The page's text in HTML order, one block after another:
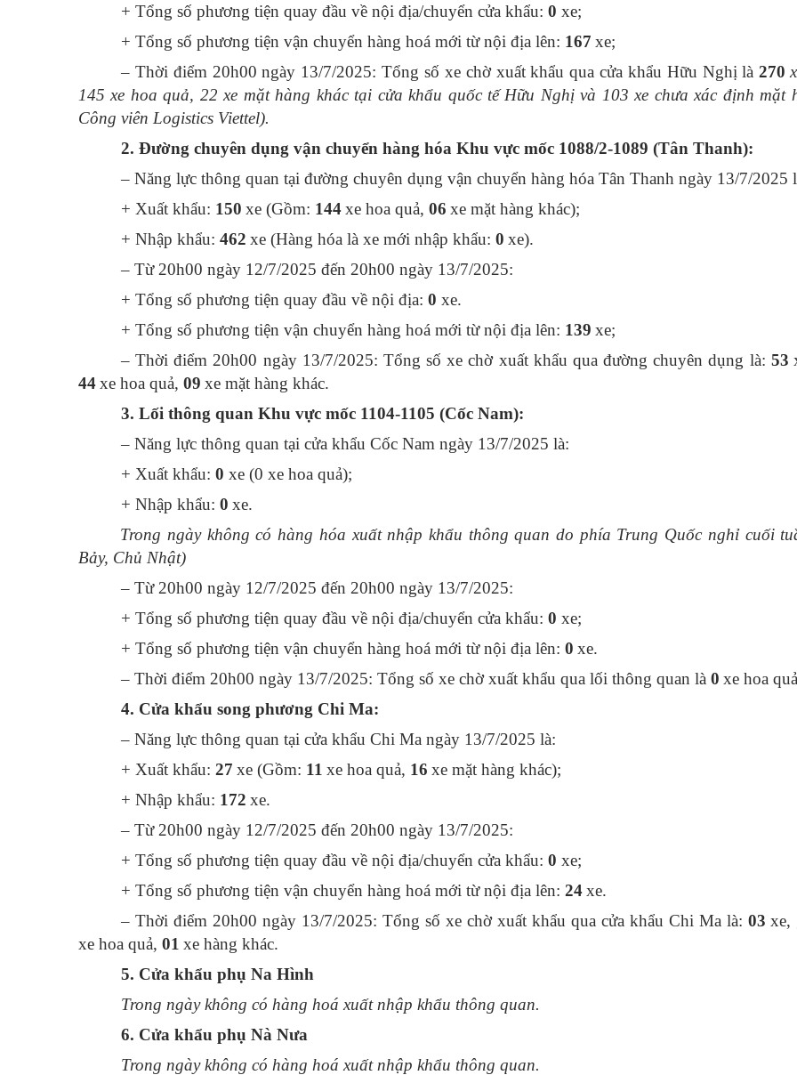
+ Tổng số phương tiện quay đầu về nội địa/chuyển cửa khẩu: 0 xe;
+ Tổng số phương tiện vận chuyển hàng hoá mới từ nội địa lên: 167 xe;
– Thời điểm 20h00 ngày 13/7/2025: Tổng số xe chờ xuất khẩu qua cửa khẩu Hữu Nghị là 270
145 xe hoa quả, 22 xe mặt hàng khác tại cửa khẩu quốc tế Hữu Nghị và 103 xe chưa xác định mặt
Công viên Logistics Viettel).
2. Đường chuyên dụng vận chuyển hàng hóa Khu vực mốc 1088/2-1089 (Tân Thanh):
– Năng lực thông quan tại đường chuyên dụng vận chuyển hàng hóa Tân Thanh ngày 13/7/2025
+ Xuất khẩu: 150 xe (Gồm: 144xe hoa quả, 06 xe mặt hàng khác);
+ Nhập khẩu: 462 xe (Hàng hóa là xe mới nhập khẩu: 0 xe).
– Từ 20h00 ngày 12/7/2025 đến 20h00 ngày 13/7/2025:
+ Tổng số phương tiện quay đầu về nội địa: 0 xe.
+ Tổng số phương tiện vận chuyển hàng hoá mới từ nội địa lên: 139 xe;
– Thời điểm 20h00 ngày 13/7/2025: Tổng số xe chờ xuất khẩu qua đường chuyên dụng là: 53
44xe hoa quả, 09 xe mặt hàng khác.
3. Lối thông quan Khu vực mốc 1104-1105 (Cốc Nam):
– Năng lực thông quan tại cửa khẩu Cốc Nam ngày 13/7/2025 là:
+ Xuất khẩu: 0 xe (0 xe hoa quả);
+ Nhập khẩu: 0 xe.
Trong ngày không có hàng hóa xuất nhập khẩu thông quan do phía Trung Quốc nghỉ cuối
Bảy, Chủ Nhật)
– Từ 20h00 ngày 12/7/2025 đến 20h00 ngày 13/7/2025:
+ Tổng số phương tiện quay đầu về nội địa/chuyển cửa khẩu: 0 xe;
+ Tổng số phương tiện vận chuyển hàng hoá mới từ nội địa lên: 0 xe.
– Thời điểm 20h00 ngày 13/7/2025: Tổng số xe chờ xuất khẩu qua lối thông quan là 0 xe hoa
4. Cửa khẩu song phương Chi Ma:
– Năng lực thông quan tại cửa khẩu Chi Ma ngày 13/7/2025 là:
+ Xuất khẩu: 27 xe (Gồm: 11 xe hoa quả, 16 xe mặt hàng khác);
+ Nhập khẩu: 172 xe.
– Từ 20h00 ngày 12/7/2025 đến 20h00 ngày 13/7/2025:
+ Tổng số phương tiện quay đầu về nội địa/chuyển cửa khẩu: 0 xe;
+ Tổng số phương tiện vận chuyển hàng hoá mới từ nội địa lên: 24xe.
– Thời điểm 20h00 ngày 13/7/2025: Tổng số xe chờ xuất khẩu qua cửa khẩu Chi Ma là: 03 xe,
xe hoa quả, 01 xe hàng khác.
5. Cửa khẩu phụ Na Hình
Trong ngày không có hàng hoá xuất nhập khẩu thông quan.
6. Cửa khẩu phụ Nà Nưa
Trong ngày không có hàng hoá xuất nhập khẩu thông quan.